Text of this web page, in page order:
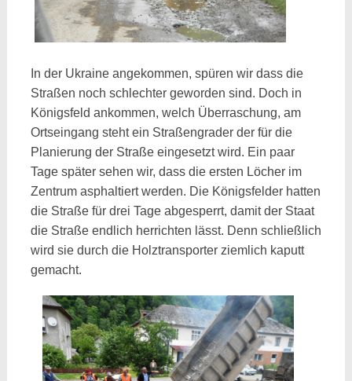
In der Ukraine angekommen, spüren wir dass die
Straßen noch schlechter geworden sind. Doch in
Königsfeld ankommen, welch Überraschung, am
Ortseingang steht ein Straßengrader der für die
Planierung der Straße eingesetzt wird. Ein paar
Tage später sehen wir, dass die ersten Löcher im
Zentrum asphaltiert werden. Die Königsfelder hatten
die Straße für drei Tage abgesperrt, damit der Staat
die Straße endlich herrichten lässt. Denn schließlich
wird sie durch die Holztransporter ziemlich kaputt
gemacht.